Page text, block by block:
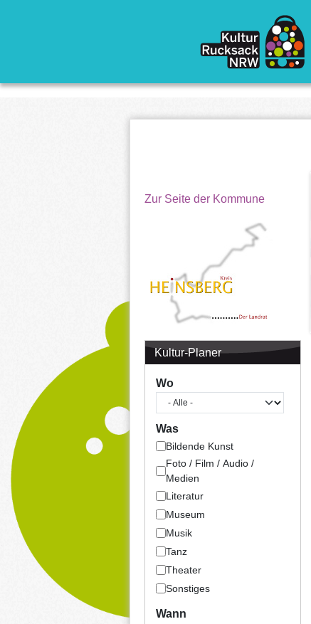
Zur Seite der Kommune
Kultur-Planer
Wo
Was
Bildende Kunst
Foto / Film / Audio /
Medien
Literatur
Museum
Musik
Tanz
Theater
Sonstiges
Wann